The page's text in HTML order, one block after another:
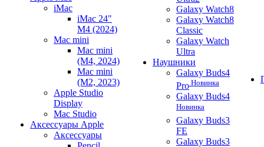
iMac
iMac 24"
M4 (2024)
Mac mini
Mac mini
(M4, 2024)
Mac mini
(M2, 2023)
Apple Studio
Display
Mac Studio
Аксессуары Apple
Аксессуары
Galaxy Watch8
Galaxy Watch8
Classic
Galaxy Watch
Ultra
Наушники
Galaxy Buds4
Pro Новинка
Galaxy Buds4
Новинка
Galaxy Buds3
FE
Galaxy Buds3